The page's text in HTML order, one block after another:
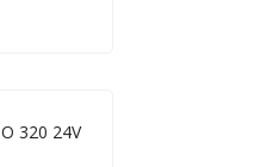
320 24V